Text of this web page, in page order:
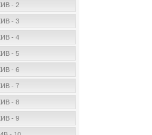
- 2
- 3
- 4
- 5
- 6
- 7
- 8
- 9